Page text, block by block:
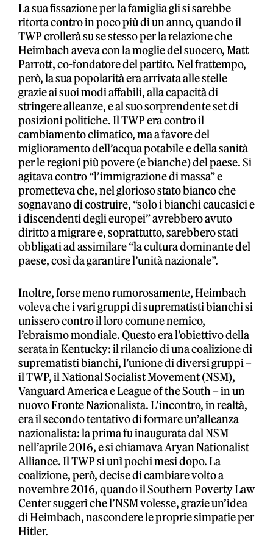
La sua fissazione per la famiglia gli si sarebbe
ritorta contro in poco più di un anno, quando il
TWP crollerà su se stesso per la relazione che
Heimbach aveva con la moglie del suocero, Matt
Parrott, co-fondatore del partito. Nel frattempo,
però, la sua popolarità era arrivata alle stelle
grazie ai suoi modi affabili, alla capacità di
stringere alleanze, e al suo sorprendente set di
posizioni politiche. Il TWP era contro il
cambiamento climatico, ma a favore del
miglioramento dell’acqua potabile e della sanità
per le regioni più povere (e bianche) del paese. Si
agitava contro “l’immigrazione di massa” e
prometteva che, nel glorioso stato bianco che
sognavano di costruire, “solo i bianchi caucasici e
i discendenti degli europei” avrebbero avuto
diritto a migrare e, soprattutto, sarebbero stati
obbligati ad assimilare “la cultura dominante del
paese, così da garantire l’unità nazionale”.
Inoltre, forse meno rumorosamente, Heimbach
voleva che i vari gruppi di suprematisti bianchi si
unissero contro il loro comune nemico,
l’ebraismo mondiale. Questo era l’obiettivo della
serata in Kentucky: il rilancio di una coalizione di
suprematisti bianchi, l’unione di diversi gruppi –
il TWP, il National Socialist Movement (NSM),
Vanguard America e League of the South – in un
nuovo Fronte Nazionalista. L’incontro, in realtà,
era il secondo tentativo di formare un’alleanza
nazionalista: la prima fu inaugurata dal NSM
nell’aprile 2016, e si chiamava Aryan Nationalist
Alliance. Il TWP si unì pochi mesi dopo. La
coalizione, però, decise di cambiare volto a
novembre 2016, quando il Southern Poverty Law
Center suggerì che l’NSM volesse, grazie un’idea
di Heimbach, nascondere le proprie simpatie per
Hitler.